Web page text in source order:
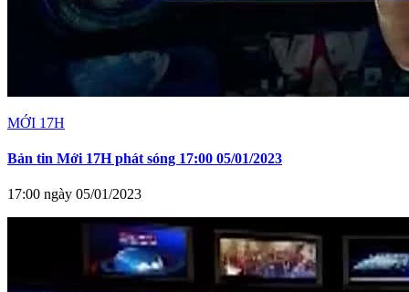
MỚI 17H
Bản tin Mới 17H phát sóng 17:00 05/01/2023
17:00 ngày 05/01/2023